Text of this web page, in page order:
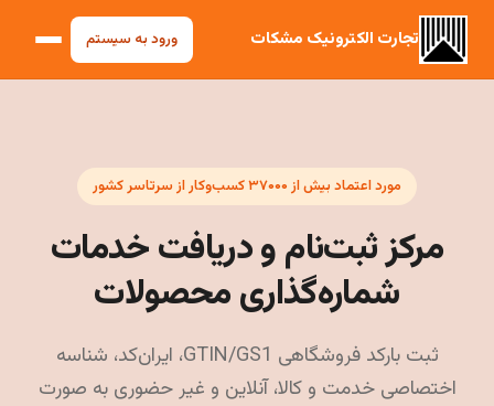
تجارت الکترونیک مشکات ورود به سیستم
مورد اعتماد بیش از ۳۷۰۰۰ کسب‌وکار از سرتاسر کشور
مرکز ثبت‌نام و دریافت خدمات
شماره‌گذاری محصولات
ثبت بارکد فروشگاهی GTIN/GS1، ایران‌کد، شناسه
اختصاصی خدمت و کالا، آنلاین و غیر حضوری به صورت